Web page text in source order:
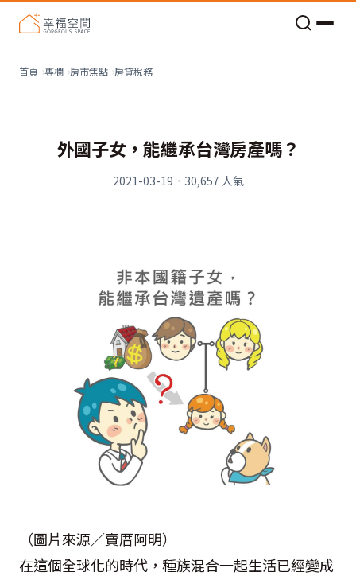
首頁 專欄 房市焦點 房貸稅務
外國子女，能繼承台灣房產嗎？
2021-03-19 · 30,657 人氣
（圖片來源／賣厝阿明）
在這個全球化的時代，種族混合一起生活已經變成